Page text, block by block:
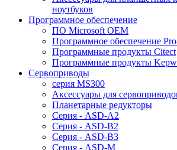
ноутбуков
Программное обеспечение
ПО Microsoft OEM
Программное обеспечение
Программные продукты Citect
Программные продукты
Сервоприводы
серия MS300
Аксессуары для
Планетарные редукторы
Серия - ASD-A2
Серия - ASD-B2
Серия - ASD-B3
Серия - ASD-M